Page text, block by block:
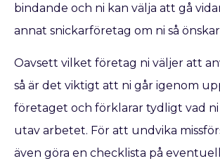
bindande och ni kan välja att gå
annat snickarföretag om ni så
Oavsett vilket företag ni väljer att
så är det viktigt att ni går igenom
företaget och förklarar tydligt vad
utav arbetet. För att undvika
även göra en checklista på